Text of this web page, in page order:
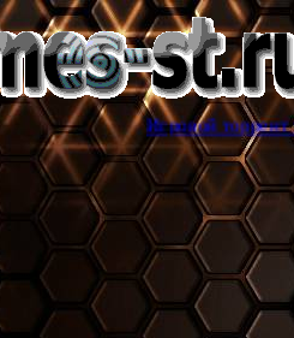
Игровой торрент трекер